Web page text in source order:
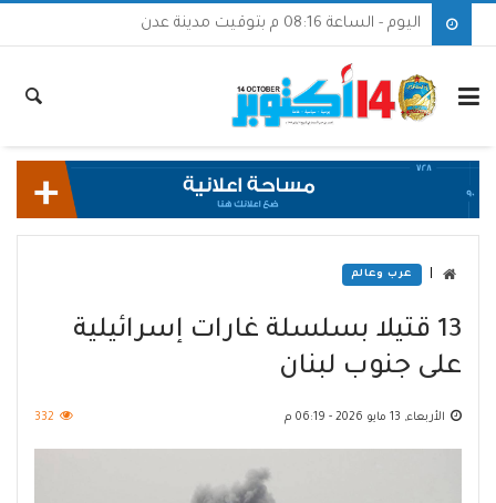
اليوم - الساعة 08:16 م بتوقيت مدينة عدن
عرب وعالم
13 قتيلا بسلسلة غارات إسرائيلية
على جنوب لبنان
الأربعاء, 13 مايو 2026 - 06:19 م 332